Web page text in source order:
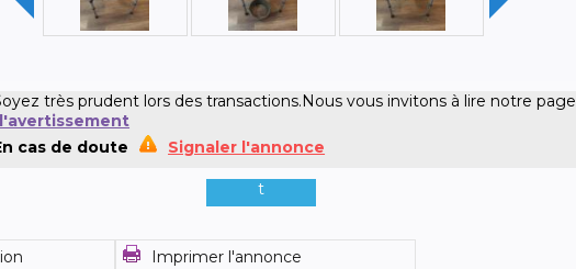
très prudent lors des transactions.Nous vous invitons à lire notre page
cas de doute
Signaler l'annonce
t
Imprimer l'annonce